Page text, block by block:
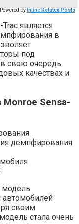
Powered by Inline Related Posts
является
в
под
свою очередь
качествах и
Sensa-
демпфирования
модель
автомобилей
своим
стала очень